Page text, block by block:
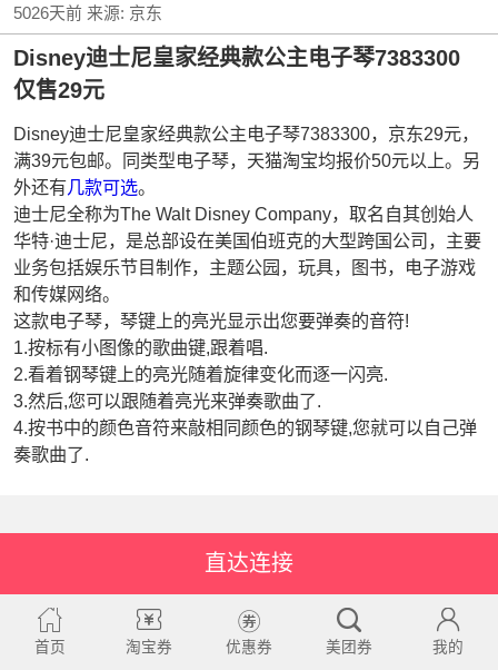
5026天前来源: 京东
Disney迪士尼皇家经典款公主电子琴7383300
仅售29元
Disney迪士尼皇家经典款公主电子琴7383300，京东29元，
满39元包邮。同类型电子琴，天猫淘宝均报价50元以上。另
外还有几款可选。
迪士尼全称为The Walt Disney Company，取名自其创始人
华特·迪士尼，是总部设在美国伯班克的大型跨国公司，主要
业务包括娱乐节目制作，主题公园，玩具，图书，电子游戏
和传媒网络。
这款电子琴，琴键上的亮光显示出您要弹奏的音符!
1.按标有小图像的歌曲键,跟着唱.
2.看着钢琴键上的亮光随着旋律变化而逐一闪亮.
3.然后,您可以跟随着亮光来弹奏歌曲了.
4.按书中的颜色音符来敲相同颜色的钢琴键,您就可以自己弹
奏歌曲了.
直达连接
首页 淘宝券 优惠券 美团券 我的